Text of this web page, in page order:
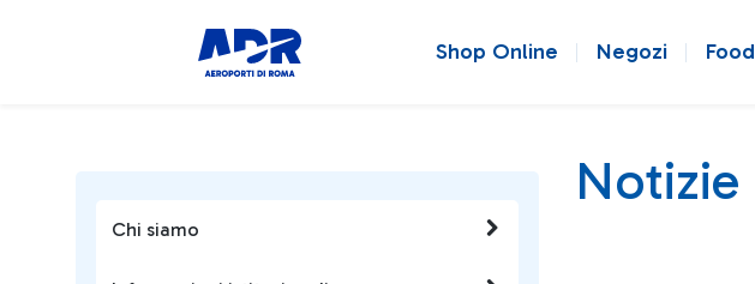
Shop Online Negozi Food
Chi siamo
Notizie